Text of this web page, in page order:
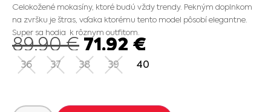
Celokožené mokasíny, ktoré budú vždy trendy. Pekným doplnkom
na zvršku je štras, vďaka ktorému tento model pôsobí elegantne.
Super sa hodia k rôznym outfitom.
89.90€ 71.92 €
36 37 38 39 40